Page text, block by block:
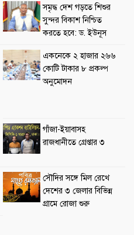
সমৃদ্ধ দেশ গড়তে শিশুর
সুন্দর বিকাশ নিশ্চিত
করতে হবে: ড. ইউনূস
একনেকে ২ হাজার ২৬৬
কোটি টাকার ৮ প্রকল্প
অনুমোদন
গাঁজা-ইয়াবাসহ
রাজধানীতে গ্রেপ্তার ৩
সৌদির সঙ্গে মিল রেখে
দেশের ৩ জেলার বিভিন্ন
গ্রামে রোজা শুরু